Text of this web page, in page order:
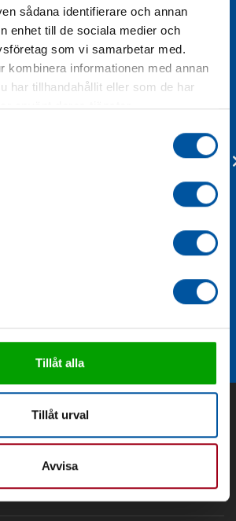
sådana identifierare och annan
enhet till de sociala medier och
som vi samarbetar med.
kombinera informationen med annan
har tillhandahållit eller som de har
använt deras tjänster.
Tillåt alla
Tillåt urval
Avvisa